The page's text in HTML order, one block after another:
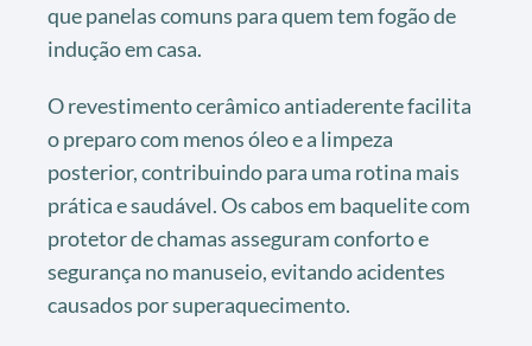
que panelas comuns para quem tem fogão de
indução em casa.
O revestimento cerâmico antiaderente facilita
o preparo com menos óleo e a limpeza
posterior, contribuindo para uma rotina mais
prática e saudável. Os cabos em baquelite com
protetor de chamas asseguram conforto e
segurança no manuseio, evitando acidentes
causados por superaquecimento.